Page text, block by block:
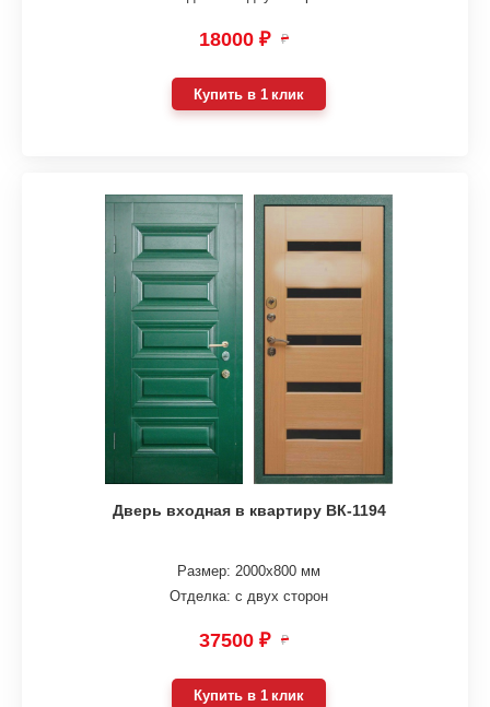
18000 ₽ ₽
Купить в 1 клик
Дверь входная в квартиру ВК-1194
Размер: 2000х800 мм
Отделка: с двух сторон
37500 ₽ ₽
Купить в 1 клик